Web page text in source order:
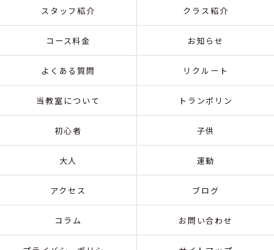
スタッフ紹介 クラス紹介
コース料金 お知らせ
よくある質問 リクルート
当教室について トランポリン
初心者 子供
大人 運動
アクセス ブログ
コラム お問い合わせ